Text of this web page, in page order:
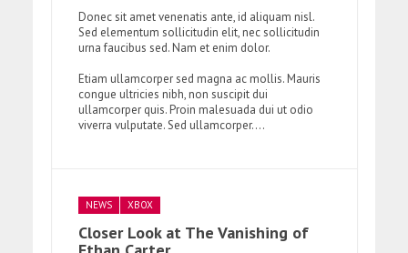
Donec sit amet venenatis ante, id aliquam nisl.
Sed elementum sollicitudin elit, nec sollicitudin
urna faucibus sed. Nam et enim dolor.
Etiam ullamcorper sed magna ac mollis. Mauris
congue ultricies nibh, non suscipit dui
ullamcorper quis. Proin malesuada dui ut odio
viverra vulputate. Sed ullamcorper....
NEWS XBOX
Closer Look at The Vanishing of